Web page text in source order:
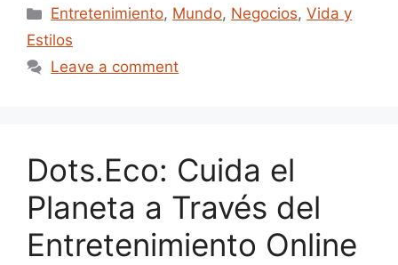
Categories
Entretenimiento, Mundo, Negocios,Vida y
Estilos
Leave a comment
Dots.Eco: Cuida el
Planeta a Través del
Entretenimiento Online